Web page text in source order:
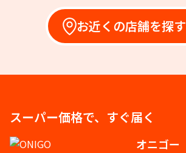
お近くの店舗を探す
スーパー価格で、すぐ届く
オニゴー